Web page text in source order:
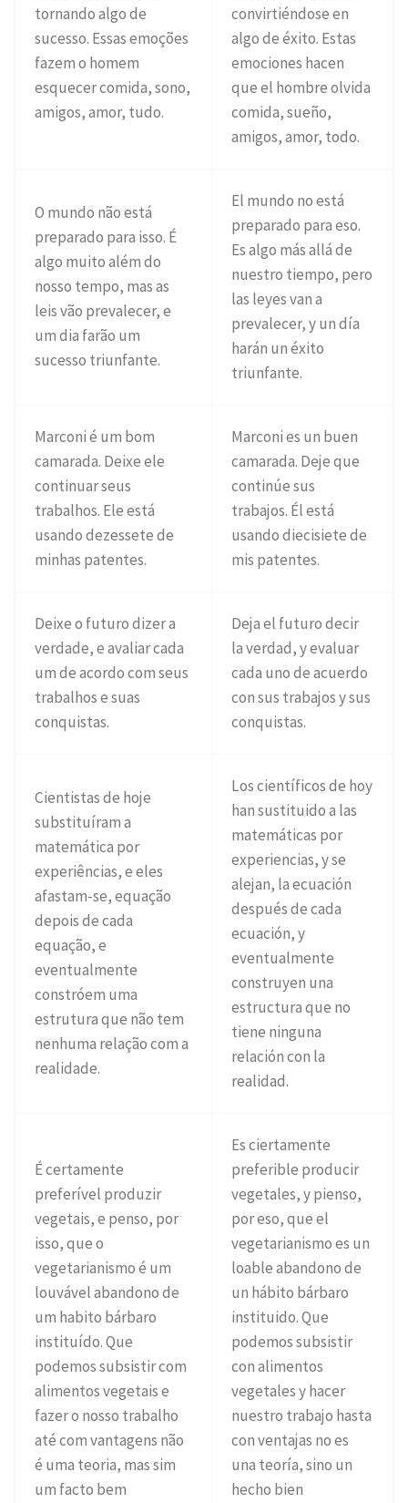
tornando algo de
sucesso. Essas emoções
fazem o homem
esquecer comida, sono,
amigos, amor, tudo.
convirtiéndose en
algo de éxito. Estas
emociones hacen
que el hombre olvida
comida, sueño,
amigos, amor, todo.
O mundo não está
preparado para isso. É
algo muito além do
nosso tempo, mas as
leis vão prevalecer, e
um dia farão um
sucesso triunfante.
El mundo no está
preparado para eso.
Es algo más allá de
nuestro tiempo, pero
las leyes van a
prevalecer, y un día
harán un éxito
triunfante.
Marconi é um bom
camarada. Deixe ele
continuar seus
trabalhos. Ele está
usando dezessete de
minhas patentes.
Marconi es un buen
camarada. Deje que
continúe sus
trabajos. Él está
usando diecisiete de
mis patentes.
Deixe o futuro dizer a
verdade, e avaliar cada
um de acordo com seus
trabalhos e suas
conquistas.
Deja el futuro decir
la verdad, y evaluar
cada uno de acuerdo
con sus trabajos y sus
conquistas.
Cientistas de hoje
substituíram a
matemática por
experiências, e eles
afastam-se, equação
depois de cada
equação, e
eventualmente
constróem uma
estrutura que não tem
nenhuma relação com a
realidade.
Los científicos de hoy
han sustituido a las
matemáticas por
experiencias, y se
alejan, la ecuación
después de cada
ecuación, y
eventualmente
construyen una
estructura que no
tiene ninguna
relación con la
realidad.
É certamente
preferível produzir
vegetais, e penso, por
isso, que o
vegetarianismo é um
louvável abandono de
um habito bárbaro
instituído. Que
podemos subsistir com
alimentos vegetais e
fazer o nosso trabalho
até com vantagens não
é uma teoria, mas sim
um facto bem
Es ciertamente
preferible producir
vegetales, y pienso,
por eso, que el
vegetarianismo es un
loable abandono de
un hábito bárbaro
instituido. Que
podemos subsistir
con alimentos
vegetales y hacer
nuestro trabajo hasta
con ventajas no es
una teoría, sino un
hecho bien